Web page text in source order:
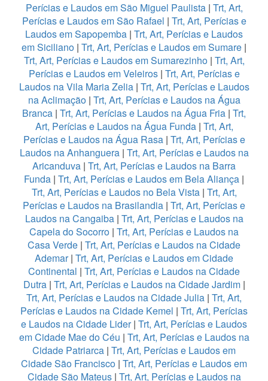
Perícias e Laudos em São Miguel Paulista| Trt, Art,
Perícias e Laudos em São Rafael | Trt, Art, Perícias e
Laudos em Sapopemba | Trt, Art, Perícias e Laudos
em Siciliano | Trt, Art, Perícias e Laudos em Sumare |
Trt, Art, Perícias e Laudos em Sumarezinho| Trt, Art,
Perícias e Laudos em Veleiros| Trt, Art, Perícias e
Laudos na Vila Maria Zelia| Trt, Art, Perícias e Laudos
na Aclimação| Trt, Art, Perícias e Laudos na Água
Branca | Trt, Art, Perícias e Laudos na Água Fria | Trt,
Art, Perícias e Laudos na Água Funda| Trt, Art,
Perícias e Laudos na Água Rasa | Trt, Art, Perícias e
Laudos na Anhanguera| Trt, Art, Perícias e Laudos na
Aricanduva | Trt, Art, Perícias e Laudos na Barra
Funda | Trt, Art, Perícias e Laudos em Bela Aliança |
Trt, Art, Perícias e Laudos no Bela Vista| Trt, Art,
Perícias e Laudos na Brasilandia | Trt, Art, Perícias e
Laudos na Cangaiba| Trt, Art, Perícias e Laudos na
Capela do Socorro | Trt, Art, Perícias e Laudos na
Casa Verde | Trt, Art, Perícias e Laudos na Cidade
Ademar| Trt, Art, Perícias e Laudos em Cidade
Continental | Trt, Art, Perícias e Laudos na Cidade
Dutra | Trt, Art, Perícias e Laudos na Cidade Jardim|
Trt, Art, Perícias e Laudos na Cidade Julia | Trt, Art,
Perícias e Laudos na Cidade Kemel | Trt, Art, Perícias
e Laudos na Cidade Lider| Trt, Art, Perícias e Laudos
em Cidade Mae do Céu | Trt, Art, Perícias e Laudos na
Cidade Patriarca | Trt, Art, Perícias e Laudos em
Cidade São Francisco | Trt, Art, Perícias e Laudos em
Cidade São Mateus| Trt, Art, Perícias e Laudos na